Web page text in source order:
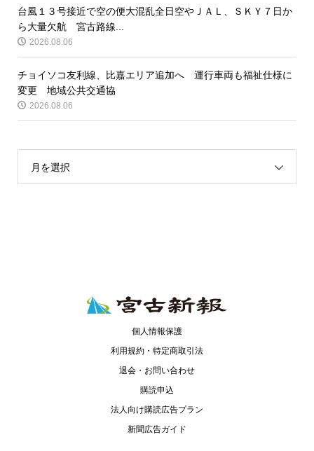
台風１３号接近で空の便大混乱全日空やＪＡＬ、ＳＫＹ７日か
ら大量欠航 宮古路線...
2026.08.06
チョイソコ友利線、比嘉エリア追加へ 運行車両も福祉仕様に
変更 地域公共交通協
2026.08.06
月を選択
個人情報保護
利用規約・特定商取引法
退会・お問い合わせ
購読申込
法人向け購読広告プラン
新聞広告ガイド